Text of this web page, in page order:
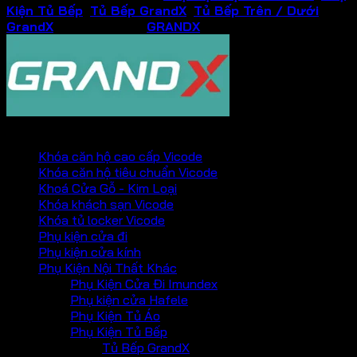
Kiện Tủ Bếp Tủ Bếp GrandX Tủ Bếp Trên / Dưới
GrandX
GRANDX
Khóa căn hộ cao cấp Vicode
Khóa căn hộ tiêu chuẩn Vicode
Khoá Cửa Gỗ - Kim Loại
Khóa khách sạn Vicode
Khóa tủ locker Vicode
Phụ kiện cửa đi
Phụ kiện cửa kính
Phụ Kiện Nội Thất Khác
Phụ Kiện Cửa Đi Imundex
Phụ kiện cửa Hafele
Phụ Kiện Tủ Áo
Phụ Kiện Tủ Bếp
Tủ Bếp GrandX